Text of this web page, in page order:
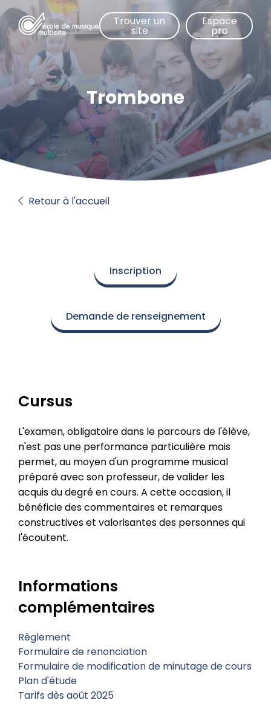
Aller
au
contenu
principal
Trouver un
site
Espace
pro
Trombone
Retour à l'accueil
Inscription
Demande de renseignement
Cursus
L'examen, obligatoire dans le parcours de l'élève,
n'est pas une performance particulière mais
permet, au moyen d'un programme musical
préparé avec son professeur, de valider les
acquis du degré en cours. A cette occasion, il
bénéficie des commentaires et remarques
constructives et valorisantes des personnes qui
l'écoutent.
Informations
complémentaires
Règlement
Formulaire de renonciation
Formulaire de modification de minutage de cours
Plan d'étude
Tarifs dès août 2025